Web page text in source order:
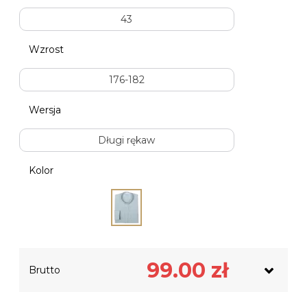
43
Wzrost
176-182
Wersja
Długi rękaw
Kolor
Netto
Podatek VAT
Brutto 99.00 zł